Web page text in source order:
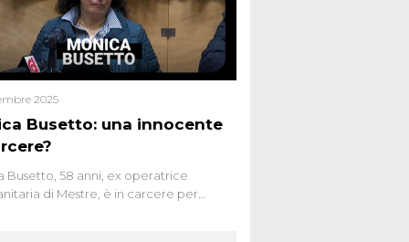
Busetto: una innocente
2025
Busetto, 58 anni, ex operatrice
di Mestre, è in carcere per